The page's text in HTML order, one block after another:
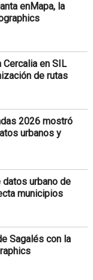
enMapa, la
en SIL
de rutas
2026 mostró
urbanos y
datos urbano de
municipios
Sagalés con la